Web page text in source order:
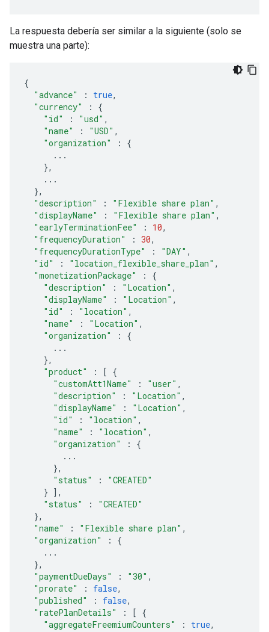
La respuesta debería ser similar a la siguiente (solo se
muestra una parte):
{
"advance"
: true,
"currency"
:
{
"id"
: "usd" ,
"name"
: "USD" ,
"organization"
:
{
...
},
...
},
"description"
: "Flexible share plan" ,
"displayName"
: "Flexible share plan" ,
"earlyTerminationFee"
: 10,
"frequencyDuration"
: 30,
"frequencyDurationType"
: "DAY" ,
"id"
: "location_flexible_share_plan" ,
"monetizationPackage"
:
{
"description"
: "Location" ,
"displayName"
: "Location" ,
"id"
: "location" ,
"name"
: "Location" ,
"organization"
:
{
...
},
"product"
: [ {
"customAtt1Name"
: "user" ,
"description"
: "Location" ,
"displayName"
: "Location" ,
"id"
: "location" ,
"name"
: "location" ,
"organization"
:
{
...
},
"status"
:
"CREATED"
} ],
"status"
:
"CREATED"
},
"name"
: "Flexible share plan" ,
"organization"
:
{
...
},
"paymentDueDays"
: "30" ,
"prorate"
: false,
"published"
: false,
"ratePlanDetails"
: [ {
"aggregateFreemiumCounters"
: true,